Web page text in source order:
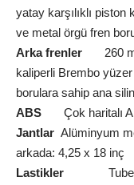
yatay karşılıklı
ve metal örgü fren
Arka frenler 260
kaliperli Brembo
borulara sahip ana
ABS Çok haritalı
Jantlar Alüminyum
arkada: 4,25 x 18 inç
Lastikler